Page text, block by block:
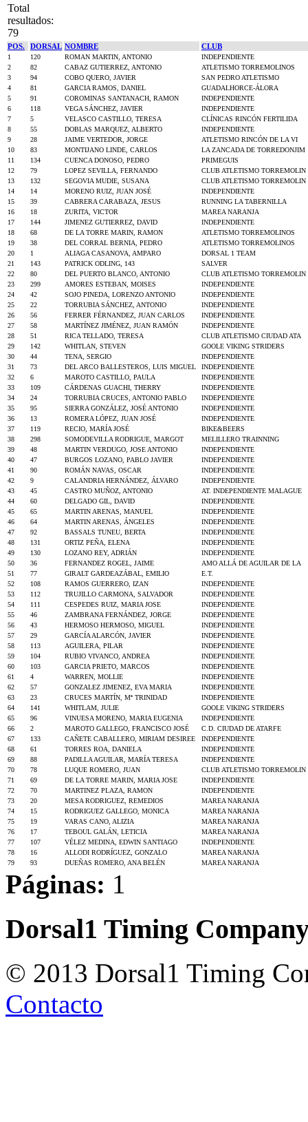
Total
resultados:
79
POS. DORSAL NOMBRE CLUB
1 120 ROMAN MARTIN, ANTONIO
INDEPENDIENTE
2
82 CABAZ GUTIERREZ, ANTONIO
ATLETISMO TORREMOLINOS
3
94 COBO QUERO, JAVIER
SAN PEDRO ATLETISMO
4
81 GARCIA RAMOS, DANIEL
GUADALHORCE-ÁLORA
5
91 COROMINAS SANTANACH, RAMON
INDEPENDIENTE
6
118 VEGA SÁNCHEZ, JAVIER
INDEPENDIENTE
7
5 VELASCO CASTILLO, TERESA
CLÍNICAS RINCÓN FERTILIDA
8
55 DOBLAS MARQUEZ, ALBERTO
INDEPENDIENTE
9
28 JAIME VERTEDOR, JORGE
ATLETISMO RINCÓN DE LA VI
10
83 MONTIJANO LINDE, CARLOS
LA ZANCADA DE TORREDONJIM
11
134 CUENCA DONOSO, PEDRO
PRIMEGUIS
12
79 LOPEZ SEVILLA, FERNANDO
CLUB ATLETISMO TORREMOLIN
13
132 SEGOVIA MUDIE, SUSANA
CLUB ATLETISMO TORREMOLIN
14
14 MORENO RUIZ, JUAN JOSÉ
INDEPENDIENTE
15
39 CABRERA CARABAZA, JESUS
RUNNING LA TABERNILLA
16
18 ZURITA, VICTOR
MAREA NARANJA
17
144 JIMENEZ GUTIERREZ, DAVID
INDEPENDIENTE
18
68 DE LA TORRE MARIN, RAMON
ATLETISMO TORREMOLINOS
19
38 DEL CORRAL BERNIA, PEDRO
ATLETISMO TORREMOLINOS
20
1 ALIAGA CASANOVA, AMPARO
DORSAL 1 TEAM
21
143 PATRICK ODLING, 143
SALVER
22
80 DEL PUERTO BLANCO, ANTONIO
CLUB ATLETISMO TORREMOLIN
23
299 AMORES ESTEBAN, MOISES
INDEPENDIENTE
24
42 SOJO PINEDA, LORENZO ANTONIO
INDEPENDIENTE
25
22 TORRUBIA SÁNCHEZ, ANTONIO
INDEPENDIENTE
26
56 FERRER FÉRNANDEZ, JUAN CARLOS
INDEPENDIENTE
27
58 MARTÍNEZ JIMÉNEZ, JUAN RAMÓN
INDEPENDIENTE
28
51 RICA TELLADO, TERESA
CLUB ATLETISMO CIUDAD ATA
29
142 WHITLAN, STEVEN
GOOLE VIKING STRIDERS
30
44 TENA, SERGIO
INDEPENDIENTE
31
73 DEL ARCO BALLESTEROS, LUIS MIGUEL
INDEPENDIENTE
32
6 MAROTO CASTILLO, PAULA
INDEPENDIENTE
33
109 CÁRDENAS GUACHI, THERRY
INDEPENDIENTE
34
24 TORRUBIA CRUCES, ANTONIO PABLO
INDEPENDIENTE
35
95 SIERRA GONZÁLEZ, JOSÉ ANTONIO
INDEPENDIENTE
36
13 ROMERA LÓPEZ, JUAN JOSÉ
INDEPENDIENTE
37
119 RECIO, MARÍA JOSÉ
BIKE&BEERS
38
298 SOMODEVILLA RODRIGUE, MARGOT
MELILLERO TRAINNING
39
48 MARTIN VERDUGO, JOSE ANTONIO
INDEPENDIENTE
40
47 BURGOS LOZANO, PABLO JAVIER
INDEPENDIENTE
41
90 ROMÁN NAVAS, OSCAR
INDEPENDIENTE
42
9 CALANDRIA HERNÁNDEZ, ÁLVARO
INDEPENDIENTE
43
45 CASTRO MUÑOZ, ANTONIO
AT. INDEPENDIENTE MALAGUE
44
60 DELGADO GIL, DAVID
INDEPENDIENTE
45
65 MARTIN ARENAS, MANUEL
INDEPENDIENTE
46
64 MARTIN ARENAS, ÁNGELES
INDEPENDIENTE
47
92 BASSALS TUNEU, BERTA
INDEPENDIENTE
48
131 ORTIZ PEÑA, ELENA
INDEPENDIENTE
49
130 LOZANO REY, ADRIÁN
INDEPENDIENTE
50
36 FERNANDEZ ROGEL, JAIME
AMO ALLÁ DE AGUILAR DE LA
51
77 GIRALT GARDEAZÁBAL, EMILIO
E.T.
52
108 RAMOS GUERRERO, IZAN
INDEPENDIENTE
53
112 TRUJILLO CARMONA, SALVADOR
INDEPENDIENTE
54
111 CESPEDES RUIZ, MARIA JOSE
INDEPENDIENTE
55
46 ZAMBRANA FERNÁNDEZ, JORGE
INDEPENDIENTE
56
43 HERMOSO HERMOSO, MIGUEL
INDEPENDIENTE
57
29 GARCÍA ALARCÓN, JAVIER
INDEPENDIENTE
58
113 AGUILERA, PILAR
INDEPENDIENTE
59
104 RUBIO VIVANCO, ANDREA
INDEPENDIENTE
60
103 GARCIA PRIETO, MARCOS
INDEPENDIENTE
61
4 WARREN, MOLLIE
INDEPENDIENTE
62
57 GONZALEZ JIMENEZ, EVA MARIA
INDEPENDIENTE
63
23 CRUCES MARTÍN, Mª TRINIDAD
INDEPENDIENTE
64
141 WHITLAM, JULIE
GOOLE VIKING STRIDERS
65
96 VINUESA MORENO, MARIA EUGENIA
INDEPENDIENTE
66
2 MAROTO GALLEGO, FRANCISCO JOSÉ
C.D. CIUDAD DE ATARFE
67
133 CAÑETE CABALLERO, MIRIAM DESIREE
INDEPENDIENTE
68
61 TORRES ROA, DANIELA
INDEPENDIENTE
69
88 PADILLA AGUILAR, MARÍA TERESA
INDEPENDIENTE
70
78 LUQUE ROMERO, JUAN
CLUB ATLETISMO TORREMOLIN
71
69 DE LA TORRE MARIN, MARIA JOSE
INDEPENDIENTE
72
70 MARTINEZ PLAZA, RAMON
INDEPENDIENTE
73
20 MESA RODRIGUEZ, REMEDIOS
MAREA NARANJA
74
15 RODRIGUEZ GALLEGO, MONICA
MAREA NARANJA
75
19 VARAS CANO, ALIZIA
MAREA NARANJA
76
17 TEBOUL GALÁN, LETICIA
MAREA NARANJA
77
107 VÉLEZ MEDINA, EDWIN SANTIAGO
INDEPENDIENTE
78
16 ALLODI RODRÍGUEZ, GONZALO
MAREA NARANJA
79
93 DUEÑAS ROMERO, ANA BELÉN MAREA NARANJA
Páginas: 1
Dorsal1 Timing
© 2013 Dorsal1 Timing
Contacto